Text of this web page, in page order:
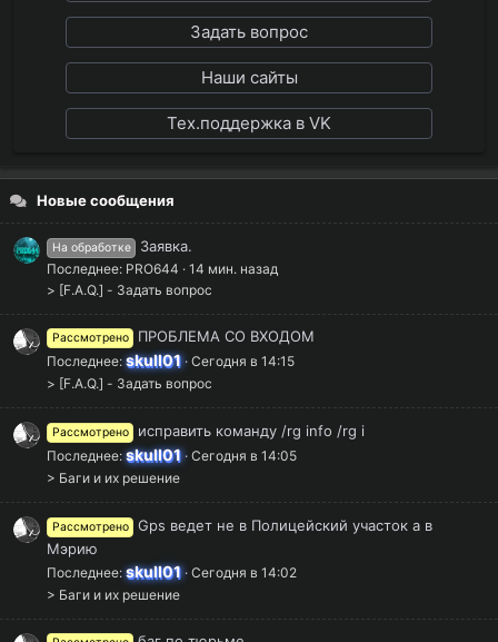
Задать вопрос
Наши сайты
Тех.поддержка в VK
Новые сообщения
На обработке Заявка.
Последнее: PRO644
14 мин. назад
> [F.A.Q.] - Задать вопрос
Рассмотрено ПРОБЛЕМА СО ВХОДОМ
Последнее:skull01 Сегодня в 14:15
> [F.A.Q.] - Задать вопрос
Рассмотрено исправить команду /rg info /rg i
Последнее:skull01 Сегодня в 14:05
> Баги и их решение
Рассмотрено
Gps ведет не в Полицейский участок а в
Мэрию
Последнее:skull01 Сегодня в 14:02
> Баги и их решение